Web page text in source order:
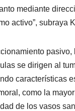
mediante
activo”, subraya
pasivo,
se dirigen al
características
como la mayor
de los vasos